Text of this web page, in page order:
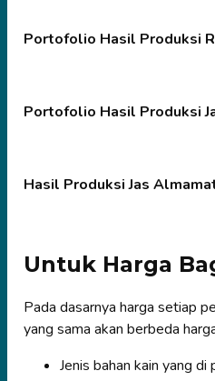
Portofolio Hasil Produksi
Portofolio Hasil Produksi
Hasil Produksi Jas
Untuk Harga
Pada dasarnya harga setiap
yang sama akan berbeda
Jenis bahan kain yang di